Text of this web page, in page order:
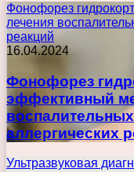
Фонофорез
лечения
реакций
16.04.2024
Фонофорез
эффективный
аллергических
Ультразвуковая